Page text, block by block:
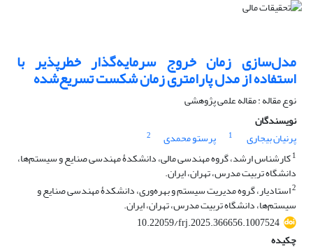
مدل‌‏سازی زﻣﺎن ﺧﺮوج سرمایه‌‌گذار خطرپذیر با
اﺳﺘﻔﺎده از مدل پارامتری زمان شکست تسریع‌شده
نوع مقاله : مقاله علمی پژوهشی
نویسندگان
پرنیان بیجاری
1 پرستو محمدی
2
1کارشناس ارشد، گروه مهندسی مالی، دانشکدۀ مهندسی صنایع و سیستم‌ها،
دانشگاه تربیت مدرس، تهران، ایران.
2استادیار، گروه مدیریت سیستم و بهره‌وری، دانشکدۀ مهندسی صنایع و
سیستم‌ها، دانشگاه تربیت مدرس، تهران، ایران.
10.22059/frj.2025.366656.1007524
چکیده